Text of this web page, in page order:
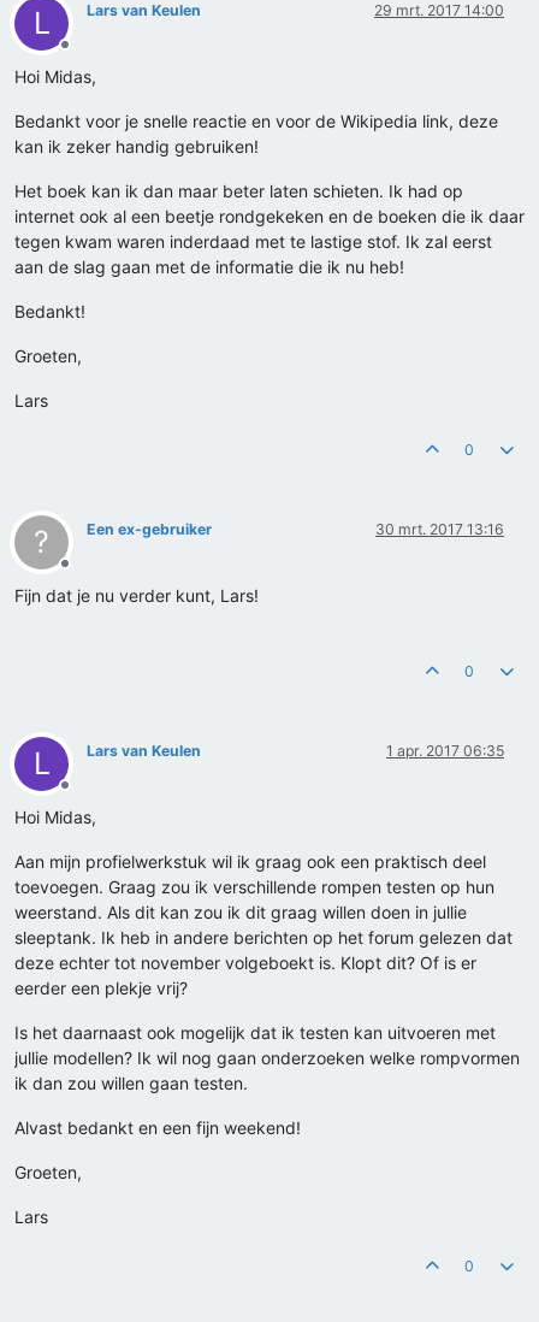
L
Offline
Lars van Keulen 29 mrt. 2017 14:00
Hoi Midas,
Bedankt voor je snelle reactie en voor de Wikipedia link, deze
kan ik zeker handig gebruiken!
Het boek kan ik dan maar beter laten schieten. Ik had op
internet ook al een beetje rondgekeken en de boeken die ik daar
tegen kwam waren inderdaad met te lastige stof. Ik zal eerst
aan de slag gaan met de informatie die ik nu heb!
Bedankt!
Groeten,
Lars
0
?
Offline
Een ex-gebruiker 30 mrt. 2017 13:16
Fijn dat je nu verder kunt, Lars!
0
L
Offline
Lars van Keulen 1 apr. 2017 06:35
Hoi Midas,
Aan mijn profielwerkstuk wil ik graag ook een praktisch deel
toevoegen. Graag zou ik verschillende rompen testen op hun
weerstand. Als dit kan zou ik dit graag willen doen in jullie
sleeptank. Ik heb in andere berichten op het forum gelezen dat
deze echter tot november volgeboekt is. Klopt dit? Of is er
eerder een plekje vrij?
Is het daarnaast ook mogelijk dat ik testen kan uitvoeren met
jullie modellen? Ik wil nog gaan onderzoeken welke rompvormen
ik dan zou willen gaan testen.
Alvast bedankt en een fijn weekend!
Groeten,
Lars
0